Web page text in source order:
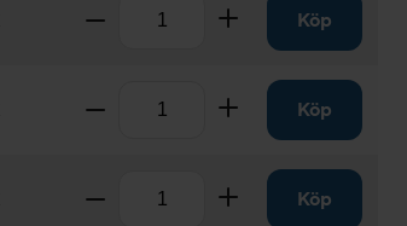
Ta bort Lägg tillKöp
Ta bort Lägg tillKöp
Ta bort Lägg tillKöp